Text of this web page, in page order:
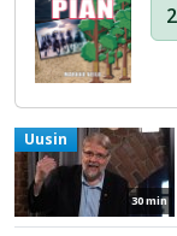
30 min
Uusin